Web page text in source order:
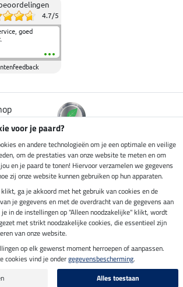
4.7/5
goed
Impressum
update op 08.08.2026 om 14:33 uur
in euro's, incl. BTW, excl. verzendkosten.
voor je paard?
en andere technologieën om je een optimale en veilige
om de prestaties van onze website te meten en om
en je paard te tonen! Hiervoor verzamelen we gegevens
zij onze website kunnen gebruiken op hun apparaten.
ga je akkoord met het gebruik van cookies en de
je gegevens en met de overdracht van de gegevens aan
in de instellingen op "Alleen noodzakelijke" klikt, wordt
met strikt noodzakelijke cookies, die essentieel zijn
van onze website.
op elk gewenst moment herroepen of aanpassen.
cookies vind je ondergegevensbescherming.
Alles toestaan